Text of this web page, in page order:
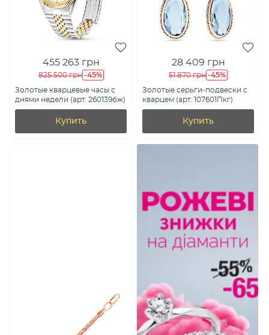
455 263 грн
825 500 грн -45%
Золотые кварцевые часы с
днями недели (арт. 260139бж)
Купить
28 409 грн
51 870 грн -45%
Золотые серьги-подвески с
кварцем (арт. 107601Пкг)
Купить